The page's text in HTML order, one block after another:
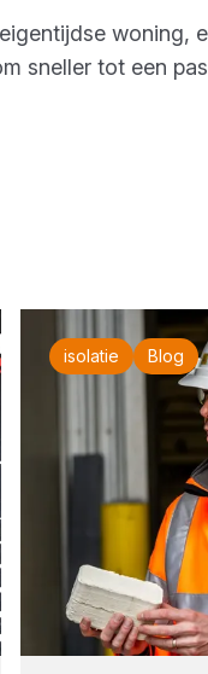
woning,
sneller tot een
isolatie Blog